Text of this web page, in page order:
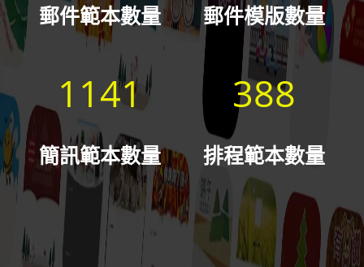
郵件範本數量 郵件模版數量
1141
簡訊範本數量
388
排程範本數量